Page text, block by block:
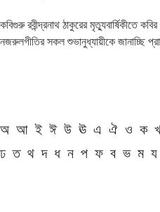
কবিগুরু রবীন্দ্রনাথ ঠাকুরের মৃত্যুবার্ষিকীতে
নজরুলগীতির সকল শুভানুধ্যায়ীকে জানাচ্ছি
অ আ ই ঈ উ ঊ এ ঐ ও ক খ
ঢ ত থ দ ধ ন প ফ ব ভ ম য